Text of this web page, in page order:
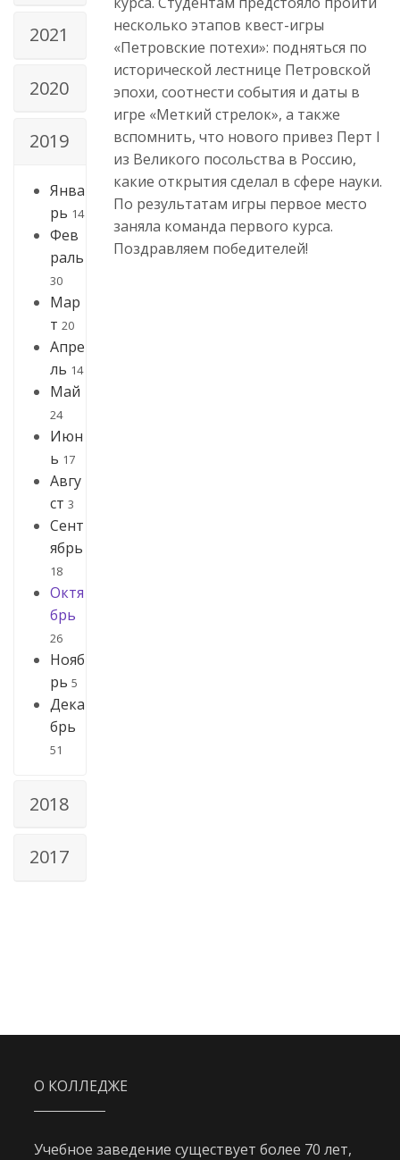
2021
2020
2019
Янва
рь 14
Фев
раль
30
Мар
т 20
Апре
ль 14
Май
24
Июн
ь 17
Авгу
ст 3
Сент
ябрь
18
Октя
брь
26
Нояб
рь 5
Дека
брь
51
2018
2017
несколько этапов квест-игры
«Петровские потехи»: подняться по
исторической лестнице Петровской
эпохи, соотнести события и даты в
игре «Меткий стрелок», а также
вспомнить, что нового привез Перт I
из Великого посольства в Россию,
какие открытия сделал в сфере науки.
По результатам игры первое место
заняла команда первого курса.
Поздравляем победителей!
О КОЛЛЕДЖЕ
Учебное заведение существует более 70 лет,